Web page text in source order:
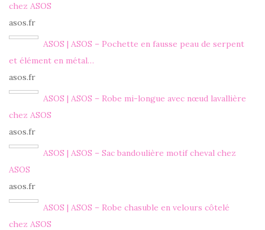
chez ASOS
asos.fr
ASOS | ASOS – Pochette en fausse peau de serpent
et élément en métal…
asos.fr
ASOS | ASOS – Robe mi-longue avec nœud lavallière
chez ASOS
asos.fr
ASOS | ASOS – Sac bandoulière motif cheval chez
ASOS
asos.fr
ASOS | ASOS – Robe chasuble en velours côtelé
chez ASOS